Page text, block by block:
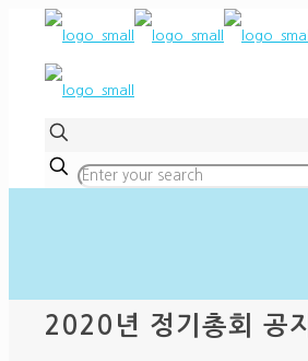
2020년 정기총회 공지